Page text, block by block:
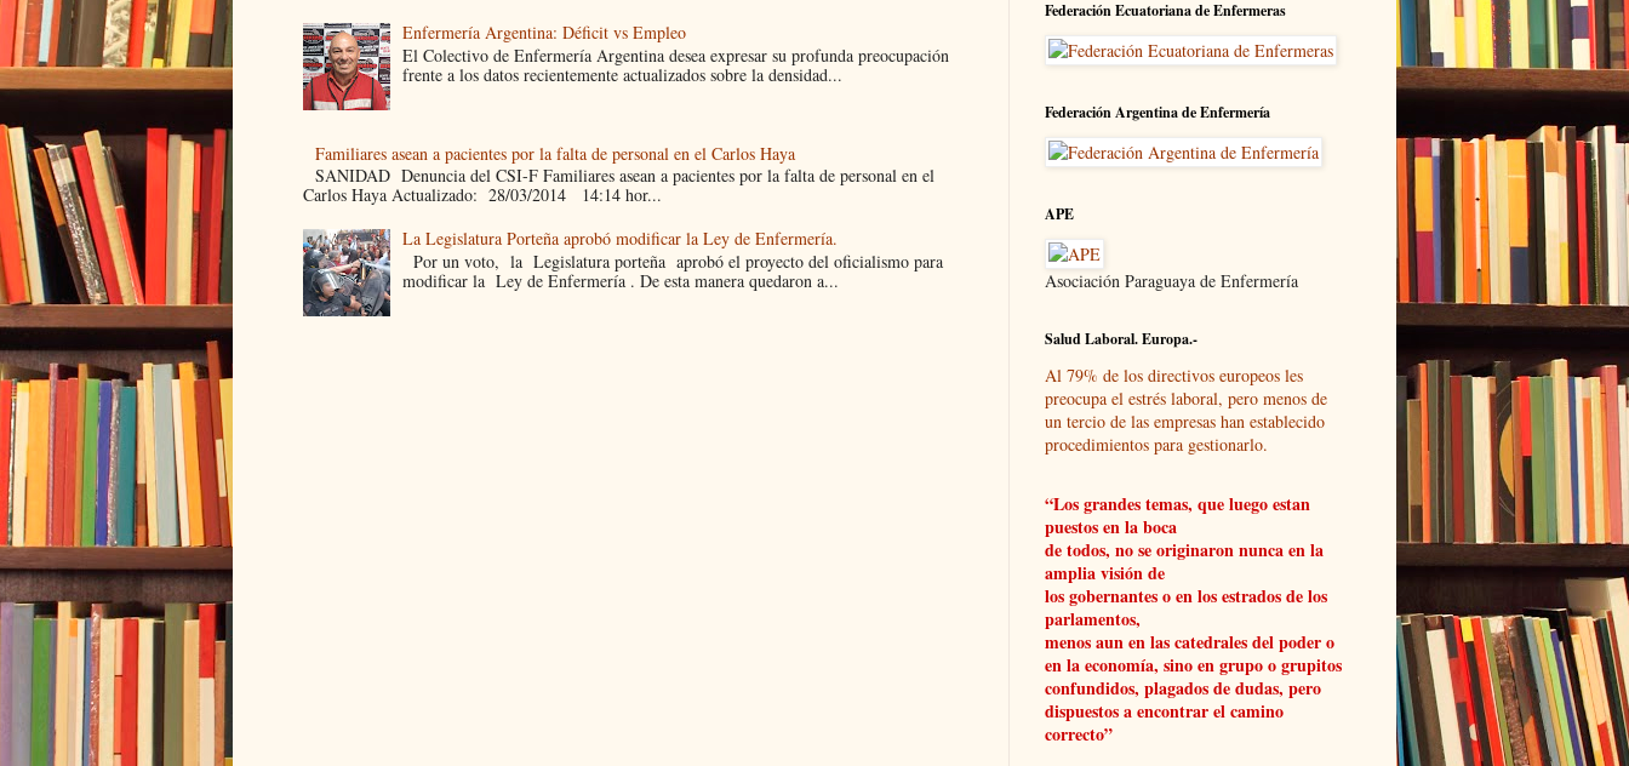
Enfermería Argentina: Déficit vs Empleo
El Colectivo de Enfermería Argentina desea expresar su profunda preocupación
frente a los datos recientemente actualizados sobre la densidad...
Familiares asean a pacientes por la falta de personal en el Carlos Haya
SANIDAD Denuncia del CSI-F Familiares asean a pacientes por la falta de personal en el
Carlos Haya Actualizado: 28/03/2014 14:14 hor...
La Legislatura Porteña aprobó modificar la Ley de Enfermería.
Por un voto, la Legislatura porteña aprobó el proyecto del oficialismo para
modificar la Ley de Enfermería . De esta manera quedaron a...
Federación Ecuatoriana de Enfermeras
Federación Argentina de Enfermería
APE
Asociación Paraguaya de Enfermería
Salud Laboral. Europa.-
Al 79% de los directivos europeos les
preocupa el estrés laboral, pero menos de
un tercio de las empresas han establecido
procedimientos para gestionarlo.
“Los grandes temas, que luego estan
puestos en la boca
de todos, no se originaron nunca en la
amplia visión de
los gobernantes o en los estrados de los
parlamentos,
menos aun en las catedrales del poder o
en la economía, sino en grupo o grupitos
confundidos, plagados de dudas, pero
dispuestos a encontrar el camino
correcto”